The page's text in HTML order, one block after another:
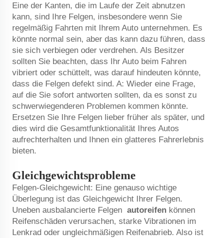
Eine der Kanten, die im Laufe der Zeit abnutzen
kann, sind Ihre Felgen, insbesondere wenn Sie
regelmäßig Fahrten mit Ihrem Auto unternehmen. Es
könnte normal sein, aber das kann dazu führen, dass
sie sich verbiegen oder verdrehen. Als Besitzer
sollten Sie beachten, dass Ihr Auto beim Fahren
vibriert oder schüttelt, was darauf hindeuten könnte,
dass die Felgen defekt sind. A: Wieder eine Frage,
auf die Sie sofort antworten sollten, da es sonst zu
schwerwiegenderen Problemen kommen könnte.
Ersetzen Sie Ihre Felgen lieber früher als später, und
dies wird die Gesamtfunktionalität Ihres Autos
aufrechterhalten und Ihnen ein glatteres Fahrerlebnis
bieten.
Gleichgewichtsprobleme
Felgen-Gleichgewicht: Eine genauso wichtige
Überlegung ist das Gleichgewicht Ihrer Felgen.
Uneben ausbalancierte Felgen autoreifen können
Reifenschäden verursachen, starke Vibrationen im
Lenkrad oder ungleichmäßigen Reifenabrieb. Also ist